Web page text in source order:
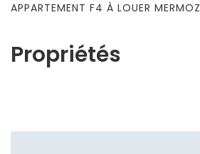
Propriétés
APPARTEMENT F4 À LOUER MERMOZ